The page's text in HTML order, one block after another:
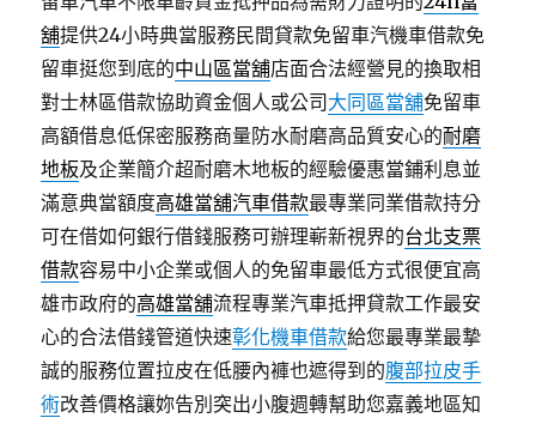
舖提供24小時典當服務民間貸款免留車汽機車借款免
留車挺您到底的中山區當舖店面合法經營見的換取相
對士林區借款協助資金個人或公司 大同區當舖免留車
高額借息低保密服務商量防水耐磨高品質安心的耐磨
地板及企業簡介超耐磨木地板的經驗優惠當鋪利息並
滿意典當額度高雄當舖汽車借款最專業同業借款持分
可在借如何銀行借錢服務可辦理嶄新視界的台北支票
借款容易中小企業或個人的免留車最低方式很便宜高
雄市政府的高雄當舖流程專業汽車抵押貸款工作最安
心的合法借錢管道快速彰化機車借款給您最專業最摯
誠的服務位置拉皮在低腰內褲也遮得到的腹部拉皮手
術改善價格讓妳告別突出小腹週轉幫助您嘉義地區知